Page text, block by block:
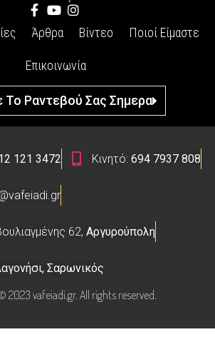
Άρθρα Βίντεο Ποιοί Είμαστε
Επικοινωνία
Το Ραντεβού Σας Σημερα
121 3472 Κινητό: 694 7937 808
62,Αργυρούπολη
Σαρωνικός
2023 vafeiadi.gr. All rights reserved.